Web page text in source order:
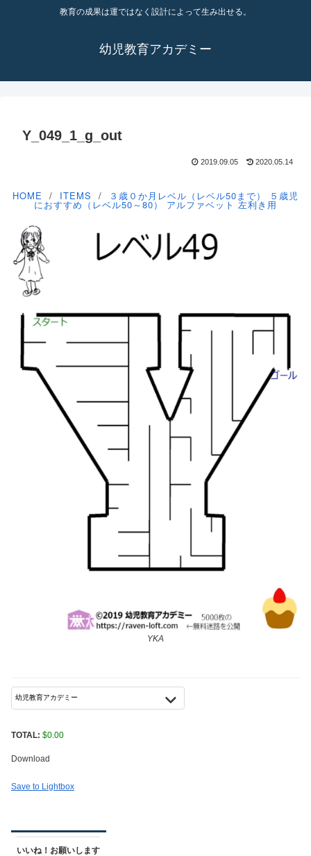
教育の成果は運ではなく設計によって生み出せる。
幼児教育アカデミー
Y_049_1_g_out
2019.09.05 2020.05.14
HOME ITEMS ３歳０か月レベル（レベル50まで） ５歳児
におすすめ（レベル50～80） アルファベット 左利き用
YKA
TOTAL: $0.00
Download
Save to Lightbox
いいね！お願いします